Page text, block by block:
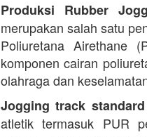
Produksi Rubber
merupakan salah satu
Poliuretana Airethane
komponen cairan
olahraga dan
Jogging track
atletik termasuk PUR